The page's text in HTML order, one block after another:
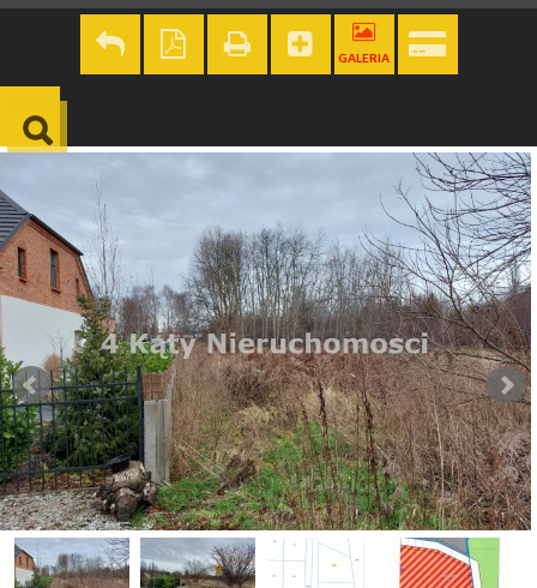
GALERIA